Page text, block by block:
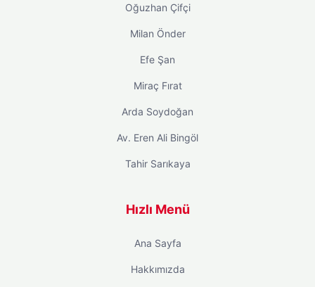
Oğuzhan Çifçi
Milan Önder
Efe Şan
Miraç Fırat
Arda Soydoğan
Av. Eren Ali Bingöl
Tahir Sarıkaya
Hızlı Menü
Ana Sayfa
Hakkımızda